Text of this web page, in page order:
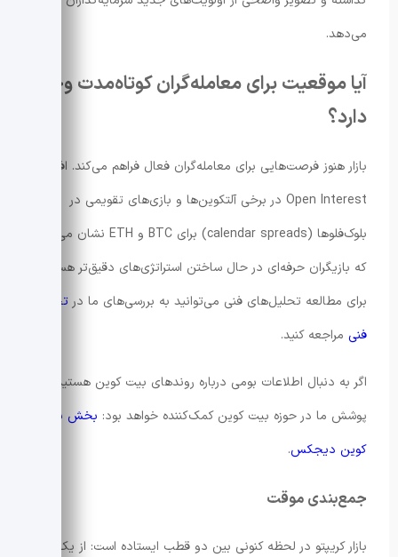
می‌دهد.
آیا موقعیت برای معامله‌گران کوتاه‌مدت وجود
دارد؟
بازار هنوز فرصت‌هایی برای معامله‌گران فعال فراهم می‌کند. افزایش
Open Interest در برخی آلتکوین‌ها و بازی‌های تقویمی در
بلوک‌فلوها (calendar spreads) برای BTC و ETH نشان می‌دهد
که بازیگران حرفه‌ای در حال ساختن استراتژی‌های دقیق‌تر هستند.
برای مطالعه تحلیل‌های فنی می‌توانید به بررسی‌های ما در تحلیل
فنی مراجعه کنید.
اگر به دنبال اطلاعات بومی درباره روندهای بیت کوین هستید،
پوشش ما در حوزه بیت کوین کمک‌کننده خواهد بود: بخش بیت
کوین دیجکس.
جمع‌بندی موقت
بازار کریپتو در لحظه کنونی بین دو قطب ایستاده است: از یک